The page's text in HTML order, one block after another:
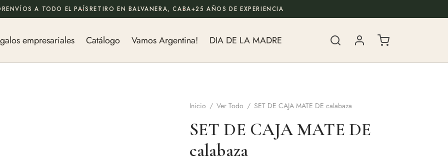
empresariales Catálogo Vamos Argentina! DIA DE LA MADRE
Inicio / Ver Todo / SET DE CAJA MATE DE calabaza
SET DE CAJA MATE DE
calabaza
ENVÍOS A TODO EL PAÍSRETIRO EN BALVANERA, CABA+25 AÑOS DE EXPERIENCIA